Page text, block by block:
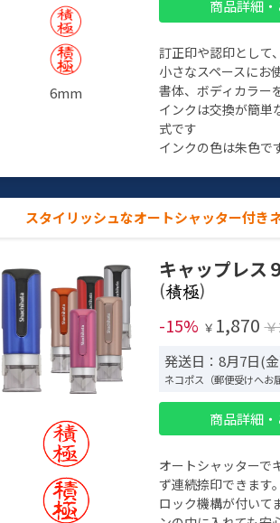
6mm
商品詳細
訂正印や認印として
小さなスペースにお
書体、ボディカラー
インクは交換が簡単
式です
インクの色は朱色で
スタイリッシュなオートシャッター付き
キャップレ
(
)
-15% ￥ 1,870
発送日：8月7日(
ネコポス（郵便受けへお
商品詳細
オートシャッターで
ず連続捺印できます。
ロック機構が付いて